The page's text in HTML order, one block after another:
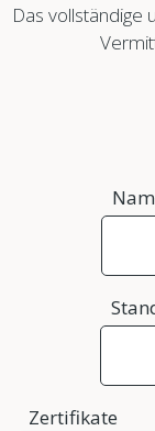
Das vollständige
Zertifikate